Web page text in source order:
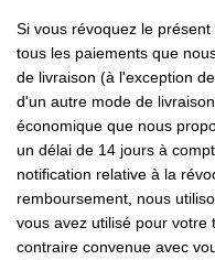
Si vous révoquez le
tous les paiements que
de livraison (à l'exception
d'un autre mode de
économique que nous
un délai de 14 jours à
notification relative à la
remboursement, nous
vous avez utilisé pour votre
contraire convenue avec